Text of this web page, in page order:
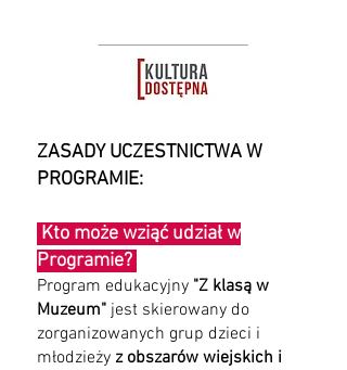
ZASADY UCZESTNICTWA W
PROGRAMIE:
Kto może wziąć udział w
Programie?
Program edukacyjny "Z klasą w
Muzeum" jest skierowany do
zorganizowanych grup dzieci i
młodzieży z obszarów wiejskich i